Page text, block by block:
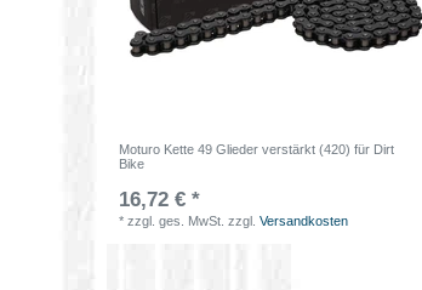
Moturo Kette 49 Glieder verstärkt (420) für Dirt
Bike
16,72 € *
*zzgl. ges. MwSt. zzgl.Versandkosten